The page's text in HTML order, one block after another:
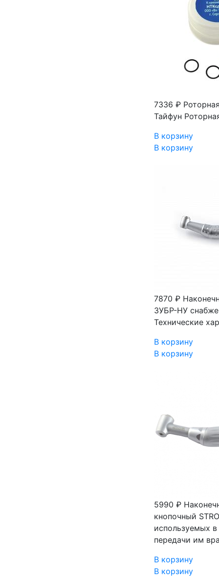
7336 ₽
Тайфун
В корзину
В корзину
7870 ₽
ЗУБР-НУ
Технические
В корзину
В корзину
5990 ₽
кнопочный
используемых
передачи им
В корзину
В корзину